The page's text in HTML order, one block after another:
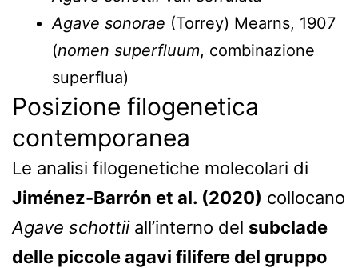
Agave sonorae (Torrey) Mearns, 1907
(nomen superfluum, combinazione
superflua)
Posizione filogenetica
contemporanea
Le analisi filogenetiche molecolari di
Jiménez-Barrón et al. (2020) collocano
Agave schottiiall’interno del subclade
delle piccole agavi filifere del gruppo